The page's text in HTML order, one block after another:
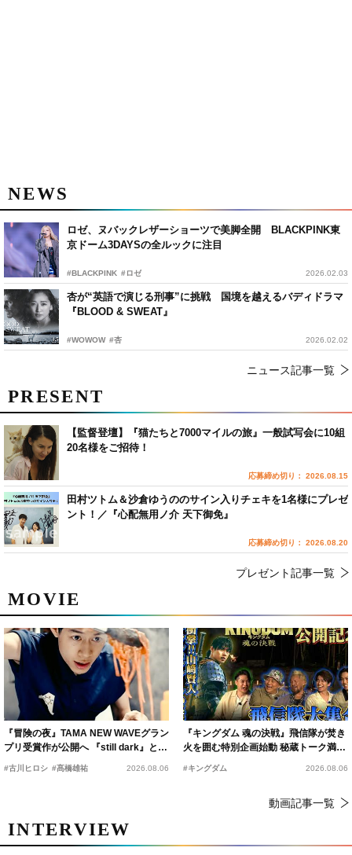
NEWS
ロゼ、ヌバックレザーショーツで美脚全開 BLACKPINK東
京ドーム3DAYSの全ルックに注目
#BLACKPINK #ロゼ 2026.02.03
杏が“英語で演じる刑事”に挑戦 国境を越えるバディドラマ
『BLOOD & SWEAT』
#WOWOW #杏 2026.02.02
ニュース記事一覧
MOVIE
『冒険の夜』TAMA NEW WAVEグラン
プリ受賞作が公開へ 『still dark』と同
時上映決定
#古川ヒロシ #髙橋雄祐 2026.08.06
『キングダム 魂の決戦』飛信隊が焚き
火を囲む特別企画始動 秘蔵トーク満載
の“キングダムキャンプ”開催
#キングダム 2026.08.06
動画記事一覧
INTERVIEW
PRESENT
【監督登壇】『猫たちと7000マイルの旅』一般試写会に10組
20名様をご招待！
応募締め切り： 2026.08.15
田村ツトム＆沙倉ゆうののサイン入りチェキを1名様にプレゼ
ント！／『心配無用ノ介 天下御免』
応募締め切り： 2026.08.20
プレゼント記事一覧